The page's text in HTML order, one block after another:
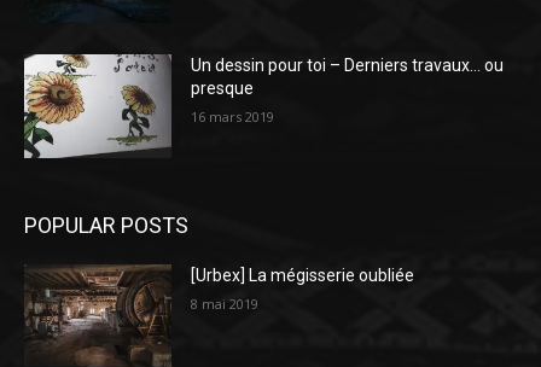
Un dessin pour toi – Derniers travaux… ou
presque
16 mars 2019
POPULAR POSTS
[Urbex] La mégisserie oubliée
8 mai 2019